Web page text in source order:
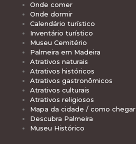
Onde comer
Onde dormir
Calendário turístico
Inventário turístico
Museu Cemitério
Palmeira em Madeira
Atrativos naturais
Atrativos históricos
Atrativos gastronômicos
Atrativos culturais
Atrativos religiosos
Mapa da cidade / como chegar
Descubra Palmeira
Museu Histórico